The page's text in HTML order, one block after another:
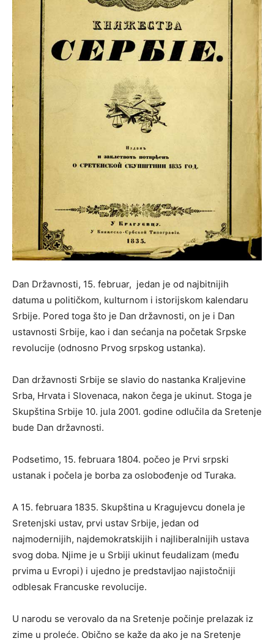
Dan Državnosti, 15. februar, jedan je od najbitnijih
datuma u političkom, kulturnom i istorijskom kalendaru
Srbije. Pored toga što je Dan državnosti, on je i Dan
ustavnosti Srbije, kao i dan sećanja na početak Srpske
revolucije (odnosno Prvog srpskog ustanka).
Dan državnosti Srbije se slavio do nastanka Kraljevine
Srba, Hrvata i Slovenaca, nakon čega je ukinut. Stoga je
Skupština Srbije 10. jula 2001. godine odlučila da Sretenje
bude Dan državnosti.
Podsetimo, 15. februara 1804. počeo je Prvi srpski
ustanak i počela je borba za oslobođenje od Turaka.
A 15. februara 1835. Skupština u Kragujevcu donela je
Sretenjski ustav, prvi ustav Srbije, jedan od
najmodernijih, najdemokratskijih i najliberalnijih ustava
svog doba. Njime je u Srbiji ukinut feudalizam (među
prvima u Evropi) i ujedno je predstavljao najistočniji
odblesak Francuske revolucije.
U narodu se verovalo da na Sretenje počinje prelazak iz
zime u proleće. Obično se kaže da ako je na Sretenje